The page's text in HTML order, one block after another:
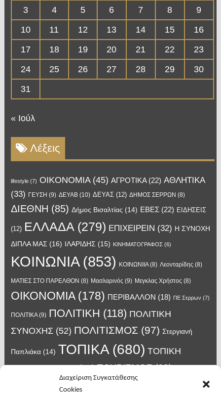
Διαχείριση Συγκατάθεσης
Cookies
3
4 5 6 7 8
9
10
11 12 13 14 15
16
17
18 19 20 21 22
23
24
25 26 27 28 29
30
31
« Ιούλ
Λέξεις
lifestyle(7) OIKONOMIA(45) ΑΓΡΟΤΙΚΑ(22) ΑΘΛΗΤΙΚΑ
(33) ΓΕΥΣΗ (9) ΔΕΥΑΒ(10) ΔΕΥΑΣ(12) ΔΗΜΟΣ ΣΕΡΡΩΝ (8)
ΔΙΕΘΝΗ (85) Δήμος Βισαλτίας (14) ΕΒΕΣ(22) ΕΙΔΗΣΕΙΣ
(12) ΕΛΛΑΔΑ(279) ΕΠΙΧΕΙΡΕΙΝ (32) Η ΣΥΝΟΧΗ
ΔΙΠΛΑ ΜΑΣ (16) ΙΛΑΡΙΔΗΣ (15) ΚΙΝΗΜΑΤΟΓΡΑΦΟΣ (6)
ΚΟΙΝΩΝΙΑ(853) ΚΟΙΝΩΝΙΙΑ(8) Λεονταρίδης (8)
ΜΑΤΙΕΣ ΣΤΟ ΠΑΡΕΛΘΟΝ (8) Μασλαρινός (9) Μεγκλας Χρήστος (8)
ΟΙΚΟΝΟΜΙΑ(178) ΠΕΡΙΒΑΛΛΟΝ (18) ΠΕ Σερρων (7)
ΠΟΛΙΤΙΚΑ(9) ΠΟΛΙΤΙΚΗ (118) ΠΟΛΙΤΙΚΗ
ΣΥΝΟΧΗΣ(52) ΠΟΛΙΤΙΣΜΟΣ (97) Στεργιανή
Παπλιάκα(14) ΤΟΠΙΚΑ(680) ΤΟΠΙΚΗ
ΑΥΤΟΔΙΟΙΚΗΣΗ(45) ΤΟΥΡΙΣΜΟΣ(63)
(14) Χατζηβασιλειου